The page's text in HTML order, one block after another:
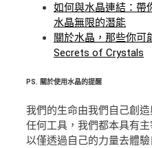
如何與水晶連結：帶
水晶無限的潛能
關於水晶，那些你可
Secrets of Crystals
PS. 關於使用水晶的提醒
我們的生命由我們自己創
任何工具，我們都本具有
以僅透過自己的力量去體